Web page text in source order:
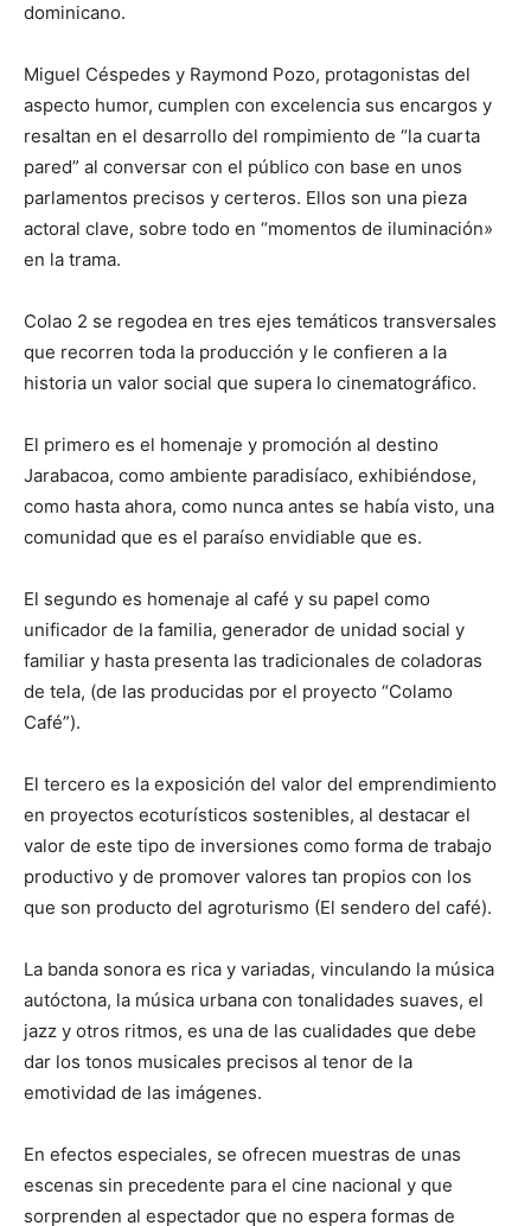
dominicano.
Miguel Céspedes y Raymond Pozo, protagonistas del
aspecto humor, cumplen con excelencia sus encargos y
resaltan en el desarrollo del rompimiento de “la cuarta
pared” al conversar con el público con base en unos
parlamentos precisos y certeros. Ellos son una pieza
actoral clave, sobre todo en “momentos de iluminación»
en la trama.
Colao 2 se regodea en tres ejes temáticos transversales
que recorren toda la producción y le confieren a la
historia un valor social que supera lo cinematográfico.
El primero es el homenaje y promoción al destino
Jarabacoa, como ambiente paradisíaco, exhibiéndose,
como hasta ahora, como nunca antes se había visto, una
comunidad que es el paraíso envidiable que es.
El segundo es homenaje al café y su papel como
unificador de la familia, generador de unidad social y
familiar y hasta presenta las tradicionales de coladoras
de tela, (de las producidas por el proyecto “Colamo
Café”).
El tercero es la exposición del valor del emprendimiento
en proyectos ecoturísticos sostenibles, al destacar el
valor de este tipo de inversiones como forma de trabajo
productivo y de promover valores tan propios con los
que son producto del agroturismo (El sendero del café).
La banda sonora es rica y variadas, vinculando la música
autóctona, la música urbana con tonalidades suaves, el
jazz y otros ritmos, es una de las cualidades que debe
dar los tonos musicales precisos al tenor de la
emotividad de las imágenes.
En efectos especiales, se ofrecen muestras de unas
escenas sin precedente para el cine nacional y que
sorprenden al espectador que no espera formas de